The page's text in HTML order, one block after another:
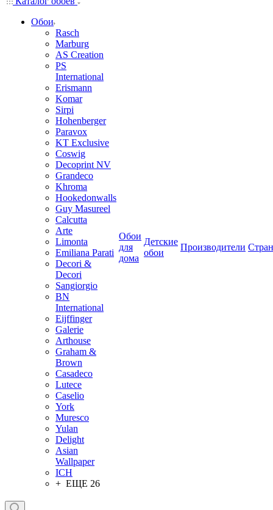
Обои
Rasch
Marburg
AS Creation
PS
International
Erismann
Komar
Sirpi
Hohenberger
Paravox
KT Exclusive
Coswig
Decoprint NV
Grandeco
Khroma
Hookedonwalls
Guy Masureel
Calcutta
Arte
Limonta
Emiliana Parati
Decori &
Decori
Sangiorgio
BN
International
Eijffinger
Galerie
Arthouse
Graham &
Brown
Casadeco
Lutece
Caselio
York
Muresco
Yulan
Delight
Asian
Wallpaper
ICH
+ ЕЩЕ 26
Обои
для
дома
Детские
обои
Производители